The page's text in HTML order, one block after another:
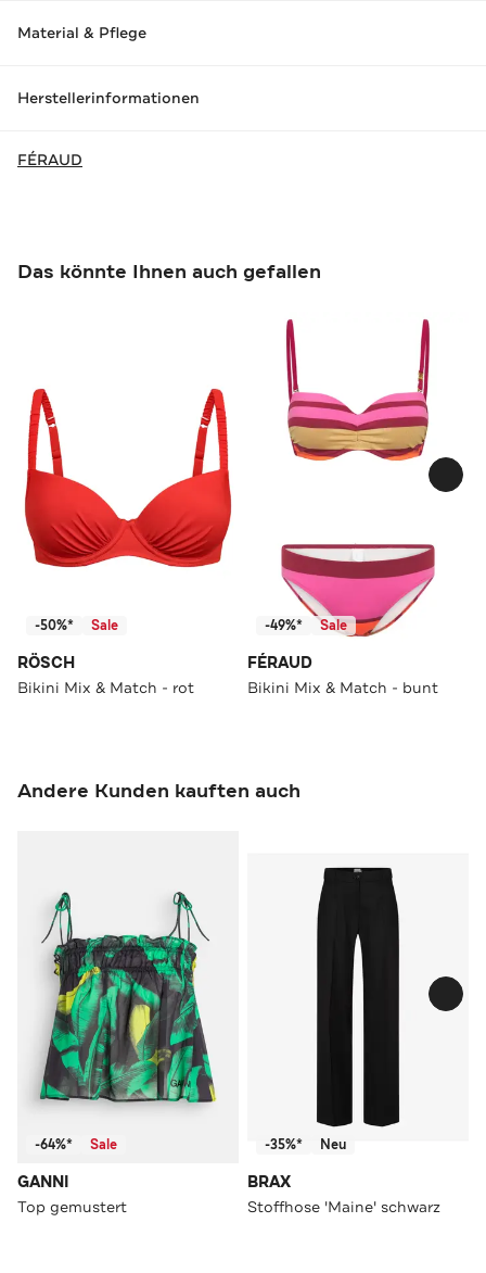
Material & Pflege
Herstellerinformationen
FÉRAUD
Das könnte Ihnen auch gefallen
-50%* Sale
RÖSCH
Bikini Mix & Match - rot
-49%* Sale
FÉRAUD
Bikini Mix & Match - bunt
Andere Kunden kauften auch
-64%* Sale
GANNI
Top gemustert
-35%* Neu
BRAX
Stoffhose 'Maine' schwarz